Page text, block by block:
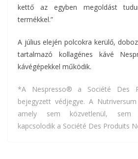
kettő az egyben megoldást
termékkel.”
A július elején polcokra kerülő,
tartalmazó kollagénes kávé
kávégépekkel működik.
*A Nespresso® a Société Des
bejegyzett védjegye. A
amely sem közvetlenül, sem
kapcsolodik a Société Des Produits